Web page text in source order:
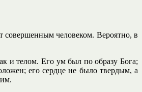
совершенным человеком. Вероятно, в
и телом. Его ум был по образу Бога;
его сердце не было твердым, а